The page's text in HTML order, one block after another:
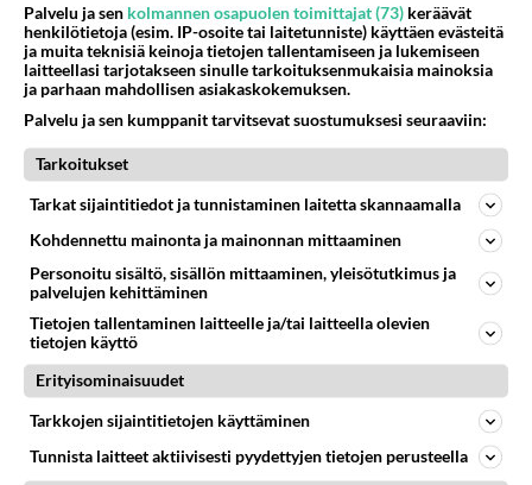
enkä ainakaan minä ole sellaista Suomenkilpisenä
nähnyt.
Kyllä niitä jokunen suomessa on. Esim.
tuulilasissa esittelyssä aikanaan ollut 166 2.0 V6
turbo oli suomi-auto, eli suomen rekisterissä.
Nyt malli on tosiaan jäänyt pois ohjelmasta.
Kommentoi
164Qv+man.
2001-01-16 11:57:00
Ristokirjoitti:
Kyllä niitä jokunen suomessa on. Esim. tuulilasissa
auto, eli suomen rekisterissä.
Lue lisää
Palvelu ja sen kolmannen osapuolen toimittajat (73) keräävät
henkilötietoja (esim. IP-osoite tai laitetunniste) käyttäen evästeitä
ja muita teknisiä keinoja tietojen tallentamiseen ja lukemiseen
laitteellasi tarjotakseen sinulle tarkoituksenmukaisia mainoksia
ja parhaan mahdollisen asiakaskokemuksen.
Palvelu ja sen kumppanit tarvitsevat suostumuksesi seuraaviin:
Tarkoitukset
Tarkat sijaintitiedot ja tunnistaminen laitetta skannaamalla
Kohdennettu mainonta ja mainonnan mittaaminen
Personoitu sisältö, sisällön mittaaminen, yleisötutkimus ja
palvelujen kehittäminen
Tietojen tallentaminen laitteelle ja/tai laitteella olevien
tietojen käyttö
Erityisominaisuudet
Tarkkojen sijaintitietojen käyttäminen
Tunnista laitteet aktiivisesti pyydettyjen tietojen perusteella